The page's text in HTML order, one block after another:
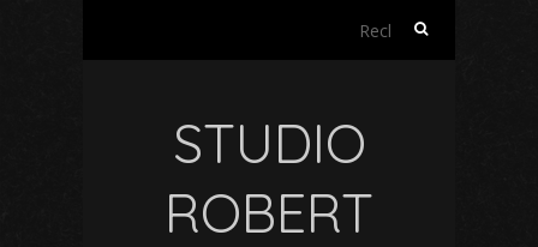
Rechercher :
STUDIO
ROBERT